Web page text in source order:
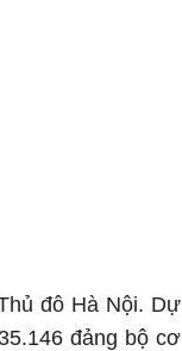
đô Hà Nội. Dự
đảng bộ cơ